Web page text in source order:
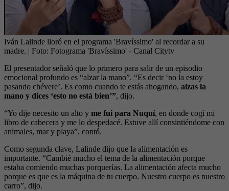
Iván Lalinde lloró en el programa 'Bravíssimo' al recordar a su
madre. | Foto: Fotograma 'Bravíssimo' - Canal Citytv
El presentador señaló que lo primero para salir de un episodio
emocional profundo es “alzar la mano”. “Es decir ‘no la estoy
pasando chévere’. Es como cuando te estás ahogando, alzas la
mano y dices ‘esto no está bien’”, dijo.
“Yo dije necesito un alto y me fui para Nuquí, en donde cogí mi
libro de cabecera y me lo despedacé. Estuve allí consintiéndome con
animales, mar y playa”, contó.
Como segunda clave, Lalinde dijo que la alimentación es
importante. “Cambié mucho el tema de la alimentación porque
estaba comiendo muchas porquerías. La alimentación afecta mucho
porque es que es la máquina de tu cuerpo. Nuestro cuerpo es nuestro
carro”, dijo.